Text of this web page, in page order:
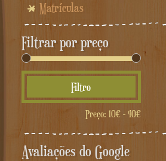
Matrículas
Filtrar por preço
mínimo
máximo
Filtro
Preço: 10€- 40€
Avaliações do Google